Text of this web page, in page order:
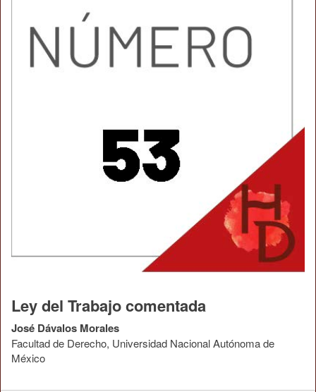
Ley del Trabajo comentada
José Dávalos Morales
Facultad de Derecho, Universidad Nacional Autónoma de
México